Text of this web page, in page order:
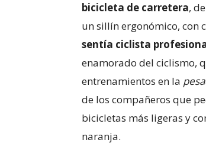
bicicleta de carretera,
un sillín ergonómico, con
sentía ciclista
enamorado del ciclismo,
entrenamientos en la
de los compañeros que
bicicletas más ligeras y
naranja.